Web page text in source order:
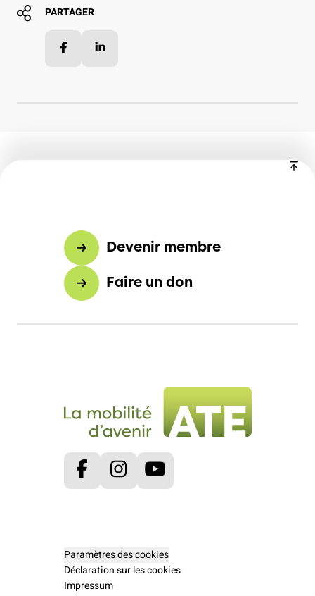
PARTAGER
Facebook
Devenir membre
Faire un don
FacebookInstagram
Paramètres des cookies
Déclaration sur les cookies
Impressum